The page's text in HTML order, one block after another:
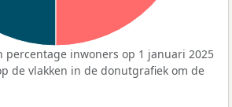
percentage inwoners op 1 januari 2025
de vlakken in de donutgrafiek om de